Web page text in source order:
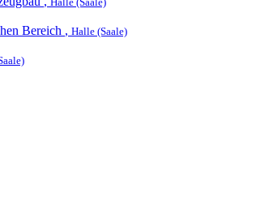
Bereich , Halle (Saale)